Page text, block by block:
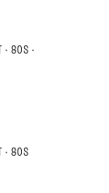
· 80S ·
· 80S